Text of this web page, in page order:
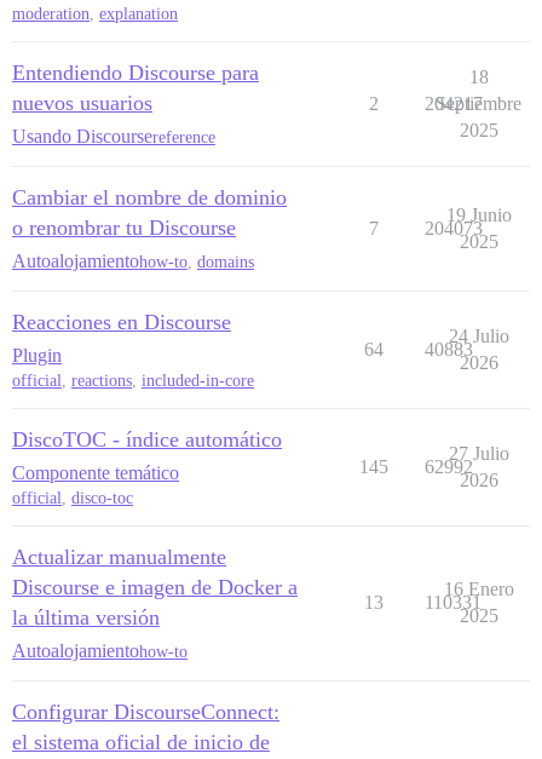
moderation, explanation
Entendiendo Discourse para
nuevos usuarios
Usando Discoursereference
2 204217
18
Septiembre
2025
Cambiar el nombre de dominio
o renombrar tu Discourse
Autoalojamientohow-to domains
7 204073
19 Junio
2025
Reacciones en Discourse
Plugin
official, reactions, included-in-core
64 40883
24 Julio
2026
DiscoTOC - índice automático
Componente temático
official, disco-toc
145 62992
27 Julio
2026
Actualizar manualmente
Discourse e imagen de Docker a
la última versión
Autoalojamientohow-to
13 110331
16 Enero
2025
Configurar DiscourseConnect:
el sistema oficial de inicio de